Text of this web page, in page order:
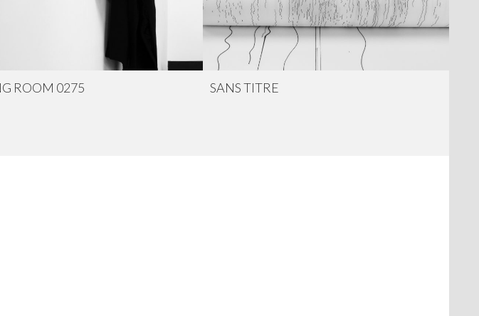
ROOM 0275 SANS TITRE